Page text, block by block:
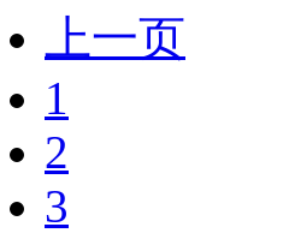
上一页
1
2
3